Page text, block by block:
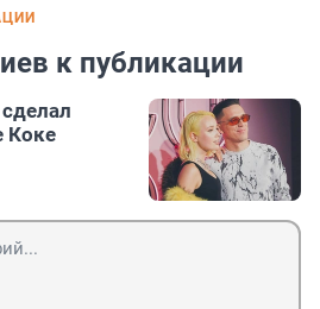
к публикации
Коке